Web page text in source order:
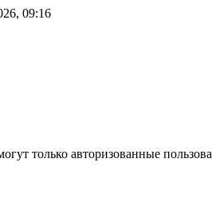
09:16
только авторизованные